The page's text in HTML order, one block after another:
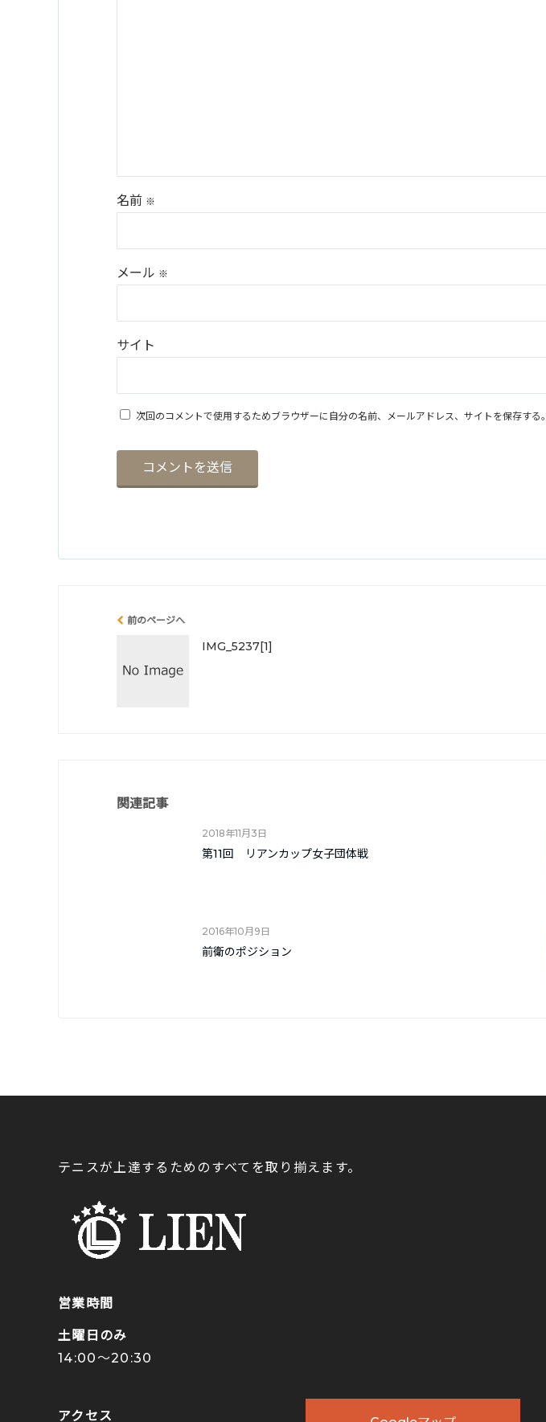
名前 ※
メール ※
サイト
次回のコメントで使用するためブラウザーに自分の名前、メールアドレス、サイトを保存する。
前のページへ
IMG_5237[1]
関連記事
2018年11月3日
第11回 リアンカップ女子団体戦
2016年10月9日
前衛のポジション
テニスが上達するためのすべてを取り揃えます。
営業時間
土曜日のみ
14:00〜20:30
アクセス